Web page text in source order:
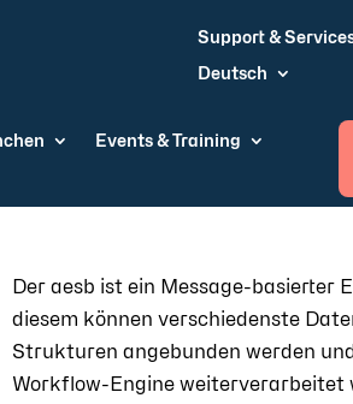
Support &
Deutsch
Events & Training
Der aesb ist ein Message-basierter
diesem können verschiedenste
Strukturen angebunden werden
Workflow-Engine weiterverarbeitet